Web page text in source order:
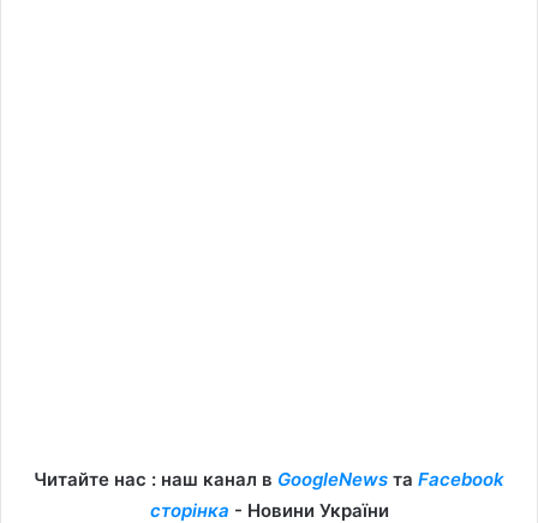
Читайте нас : наш канал в GoogleNews та Facebook
сторінка - Новини України